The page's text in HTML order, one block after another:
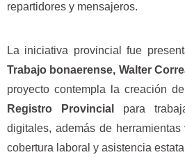
repartidores y mensajeros.
La iniciativa provincial fue
Trabajo bonaerense, Walter
proyecto contempla la creación
Registro Provincial
para
digitales, además de
cobertura laboral y asistencia